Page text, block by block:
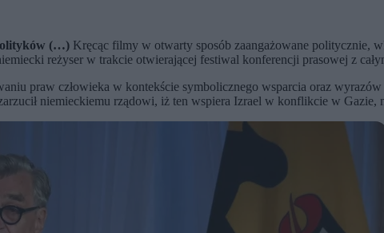
(…) Kręcąc filmy w otwarty sposób zaangażowane politycznie,
reżyser w trakcie otwierającej festiwal konferencji prasowej z
praw człowieka w kontekście symbolicznego wsparcia oraz
niemieckiemu rządowi, iż ten wspiera Izrael w konflikcie w Gazie,